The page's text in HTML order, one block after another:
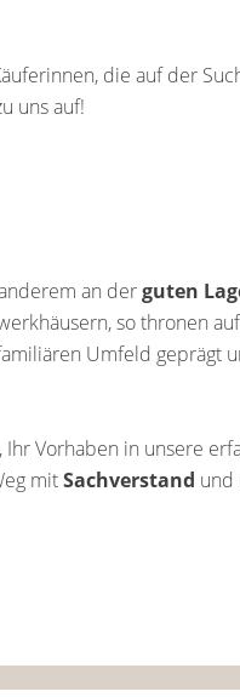
die auf der
uns auf!
an derguten
so thronen
Umfeld geprägt
Vorhaben in unsere
mitSachverstand und